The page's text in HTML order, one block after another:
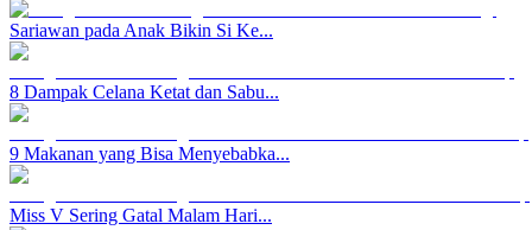
Sariawan pada Anak Bikin Si Ke...
8 Dampak Celana Ketat dan Sabu...
9 Makanan yang Bisa Menyebabka...
Miss V Sering Gatal Malam Hari...